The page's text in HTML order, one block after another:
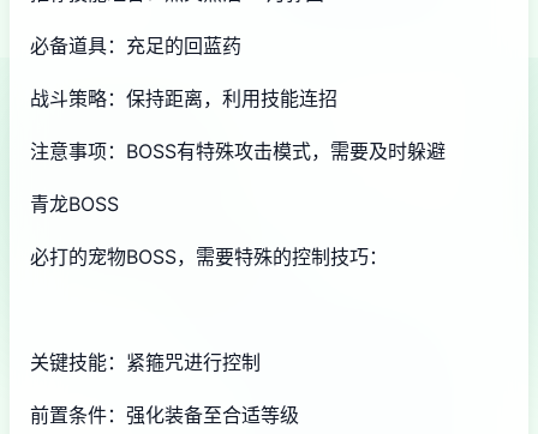
必备道具：充足的回蓝药
战斗策略：保持距离，利用技能连招
注意事项：BOSS有特殊攻击模式，需要及时躲避
青龙BOSS
必打的宠物BOSS，需要特殊的控制技巧：
关键技能：紧箍咒进行控制
前置条件：强化装备至合适等级